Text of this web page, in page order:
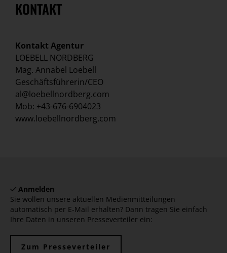
KONTAKT
Kontakt Agentur
LOEBELL NORDBERG
Mag. Annabel Loebell
Geschäftsführerin/CEO
al@loebellnordberg.com
Mob: +43-676-6904023
www.loebellnordberg.com
Anmelden
Sie wollen unsere aktuellen Medienmitteilungen
automatisch per E-Mail erhalten? Dann tragen Sie einfach
Ihre Daten in unseren Presseverteiler ein:
Zum Presseverteiler